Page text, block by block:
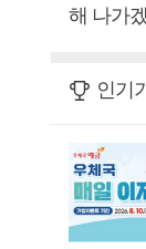
해 나가
인기